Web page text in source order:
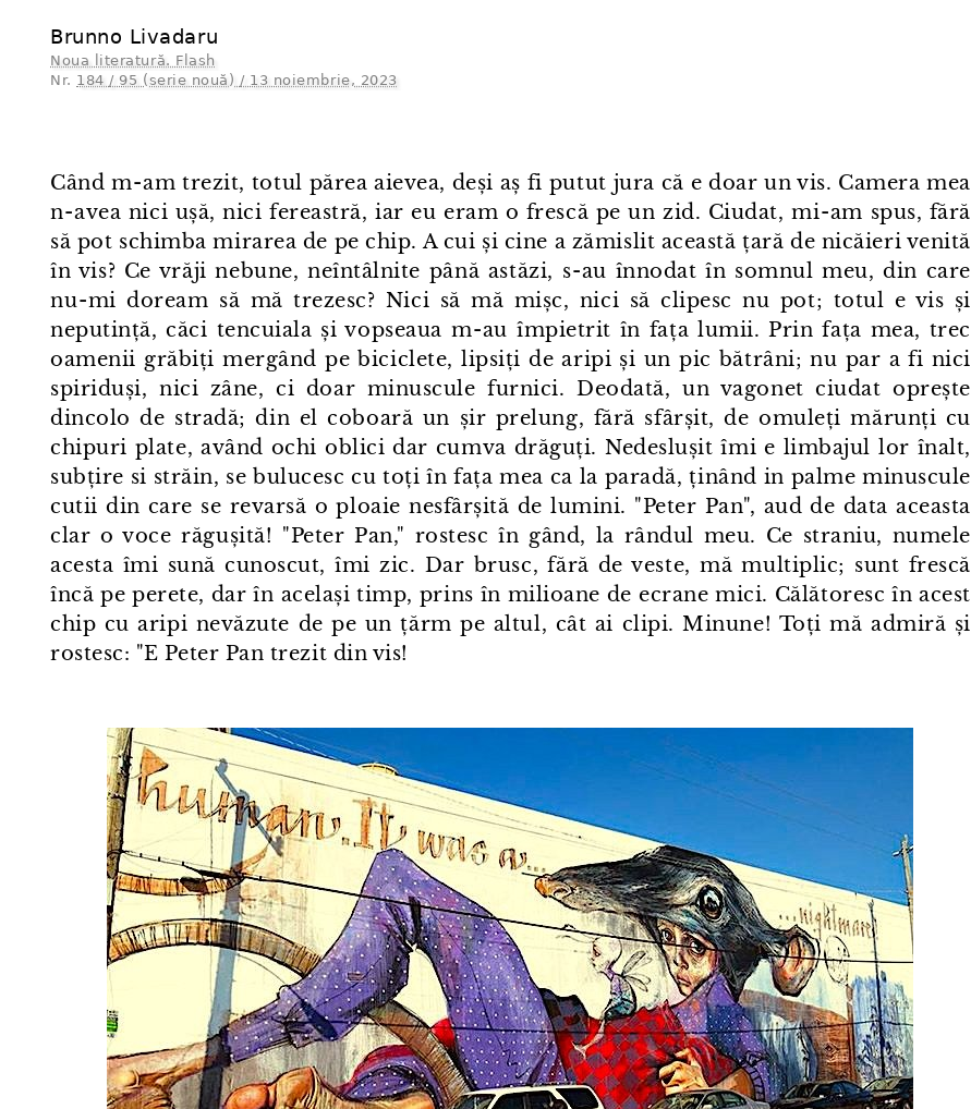
Brunno Livadaru
Noua literatură. Flash
Nr. 184 / 95 (serie nouă) / 13 noiembrie, 2023
Când m⁠-⁠am trezit, totul părea aievea, deși aș fi putut jura că e doar un vis. Camera mea
n⁠-⁠avea nici ușă, nici fereastră, iar eu eram o frescă pe un zid. Ciudat, mi⁠-⁠am spus, fără
să pot schimba mirarea de pe chip. A cui și cine a zămislit această țară de nicăieri venită
în vis? Ce vrăji nebune, neîntâlnite până astăzi, s⁠-⁠au înnodat în somnul meu, din care
nu⁠-⁠mi doream să mă trezesc? Nici să mă mișc, nici să clipesc nu pot; totul e vis și
neputință, căci tencuiala și vopseaua m⁠-⁠au împietrit în fața lumii. Prin fața mea, trec
oamenii grăbiți mergând pe biciclete, lipsiți de aripi și un pic bătrâni; nu par a fi nici
spiriduși, nici zâne, ci doar minuscule furnici. Deodată, un vagonet ciudat oprește
dincolo de stradă; din el coboară un șir prelung, fără sfârșit, de omuleți mărunți cu
chipuri plate, având ochi oblici dar cumva drăguți. Nedeslușit îmi e limbajul lor înalt,
subțire si străin, se bulucesc cu toți în fața mea ca la paradă, ținând in palme minuscule
cutii din care se revarsă o ploaie nesfârșită de lumini. "Peter Pan", aud de data aceasta
clar o voce răgușită! "Peter Pan," rostesc în gând, la rândul meu. Ce straniu, numele
acesta îmi sună cunoscut, îmi zic. Dar brusc, fără de veste, mă multiplic; sunt frescă
încă pe perete, dar în același timp, prins în milioane de ecrane mici. Călătoresc în acest
chip cu aripi nevăzute de pe un țărm pe altul, cât ai clipi. Minune! Toți mă admiră și
rostesc: "E Peter Pan trezit din vis!